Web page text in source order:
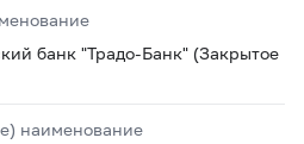
банк "Традо-Банк" (Закрытое
наименование